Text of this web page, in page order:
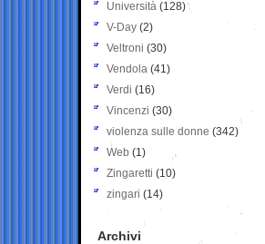
Università (128)
V-Day (2)
Veltroni (30)
Vendola (41)
Verdi (16)
Vincenzi (30)
violenza sulle donne (342)
Web (1)
Zingaretti (10)
zingari (14)
Archivi